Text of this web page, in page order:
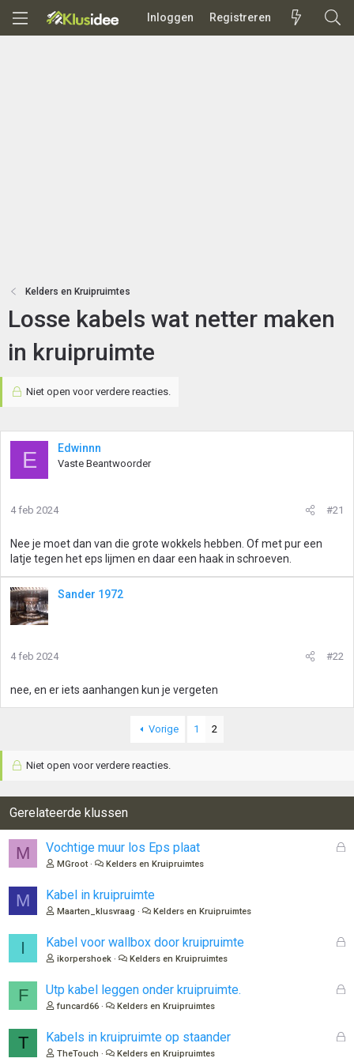
Inloggen Registreren
Kelders en Kruipruimtes
Losse kabels wat netter maken
in kruipruimte
Niet open voor verdere reacties.
E Edwinnn
Vaste Beantwoorder
4 feb 2024 #21
Nee je moet dan van die grote wokkels hebben. Of met pur een
latje tegen het eps lijmen en daar een haak in schroeven.
Sander 1972
4 feb 2024 #22
nee, en er iets aanhangen kun je vergeten
Vorige 1 2
Niet open voor verdere reacties.
Gerelateerde klussen
M
G
n
Vochtige muur los Eps plaat
MGroot Kelders en Kruipruimtes
M Kabel in kruipruimte
Maarten_klusvraag Kelders en Kruipruimtes
I
G
n
Kabel voor wallbox door kruipruimte
ikorpershoek Kelders en Kruipruimtes
F
G
Utp kabel leggen onder kruipruimte.
funcard66 Kelders en Kruipruimtes
T
G
Kabels in kruipruimte op staander
TheTouch Kelders en Kruipruimtes